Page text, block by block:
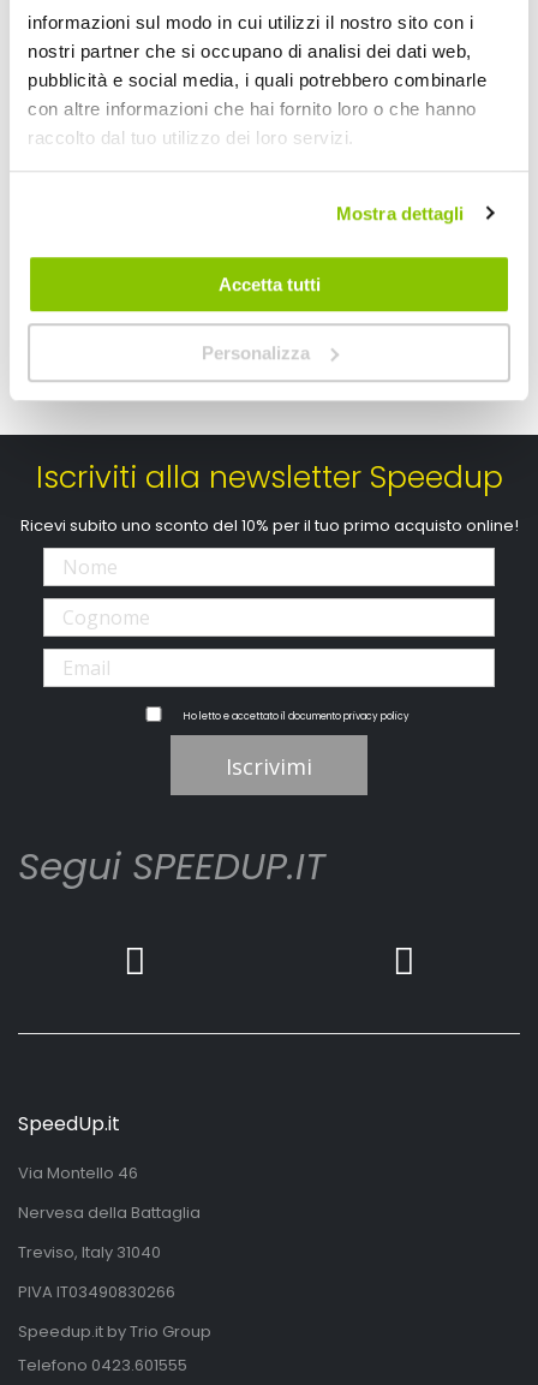
informazioni sul modo in cui utilizzi il nostro sito con i
nostri partner che si occupano di analisi dei dati web,
pubblicità e social media, i quali potrebbero combinarle
con altre informazioni che hai fornito loro o che hanno
raccolto dal tuo utilizzo dei loro servizi.
Mostra dettagli
Accetta tutti
Personalizza
Vasca baule su misura Bmw X5 G05 2018> - LAMPA
LAMPA
Vasca baule su
Iscriviti alla newsletter Speedup
Ricevi subito uno sconto del 10% per il tuo primo acquisto online!
Ho letto e accettato il documentoprivacy policy
Iscrivimi
Segui SPEEDUP.IT
SpeedUp.it
Via Montello 46
Nervesa della Battaglia
Treviso, Italy 31040
PIVA IT03490830266
Speedup.it by Trio Group
Telefono 0423.601555